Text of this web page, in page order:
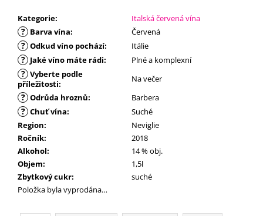
Kategorie: Italská červená vína
? Barva vína: Červená
? Odkud víno pochází: Itálie
? Jaké víno máte rádi: Plné a komplexní
? Vyberte podle
příležitosti: Na večer
? Odrůda hroznů: Barbera
? Chuť vína:
Suché
Region:
Neviglie
Ročník:
2018
Alkohol:
14 % obj.
Objem:
1,5l
Zbytkový cukr:
suché
Položka byla vyprodána…
e
m
e